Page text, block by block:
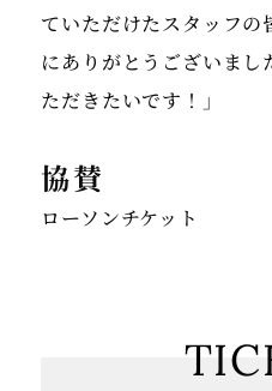
ていただけたスタッフの
にありがとうございま
協賛
ローソンチケット